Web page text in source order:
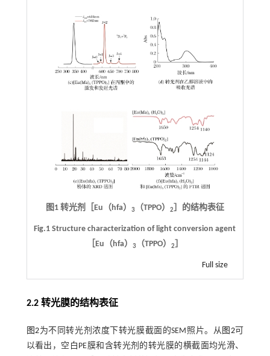
图1 转光剂［Eu（hfa） 3（TPPO） 2］的结构表征
Fig.1 Structure characterization of light conversion agent
［Eu（hfa）
3（TPPO） 2］
Full size
2.2 转光膜的结构表征
图2为不同转光剂浓度下转光膜截面的SEM照片。从图2可
以看出，空白PE膜和含转光剂的转光膜的横截面均光滑、